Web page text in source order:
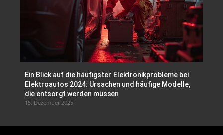
Ein Blick auf die häufigsten Elektronikprobleme bei
Elektroautos 2024: Ursachen und häufige Modelle,
die entsorgt werden müssen
15. Dezember 2025